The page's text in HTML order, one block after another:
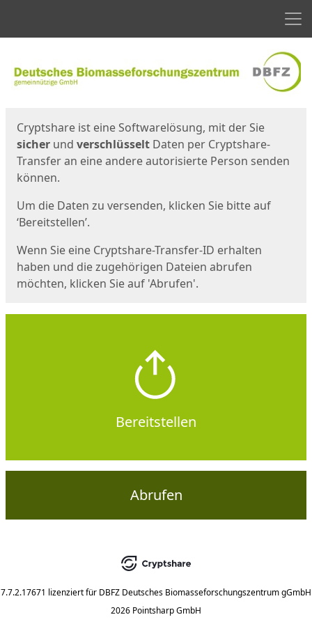
Cryptshare ist eine Softwarelösung, mit der Sie
sicher und verschlüsselt Daten per Cryptshare-
Transfer an eine andere autorisierte Person senden
können.
Um die Daten zu versenden, klicken Sie bitte auf
‘Bereitstellen’.
Wenn Sie eine Cryptshare-Transfer-ID erhalten
haben und die zugehörigen Dateien abrufen
möchten, klicken Sie auf 'Abrufen'.
Bereitstellen
Abrufen
7.7.2.17671 lizenziert für DBFZ Deutsches Biomasseforschungszentrum gGmbH
2026 Pointsharp GmbH